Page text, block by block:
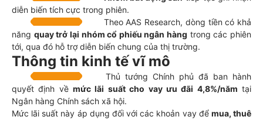
diễn biến tích cực trong phiên.
Theo AAS Research, dòng tiền có khả
năng quay trở lại nhóm cổ phiếu ngân hàng trong các phiên
tới, qua đó hỗ trợ diễn biến chung của thị trường.
Thông tin kinh tế vĩ mô
Thủ tướng Chính phủ đã ban hành
quyết định vềmức lãi suất cho vay ưu đãi 4,8%/năm tại
Ngân hàng Chính sách xã hội.
Mức lãi suất này áp dụng đối với các khoản vay để mua, thuê